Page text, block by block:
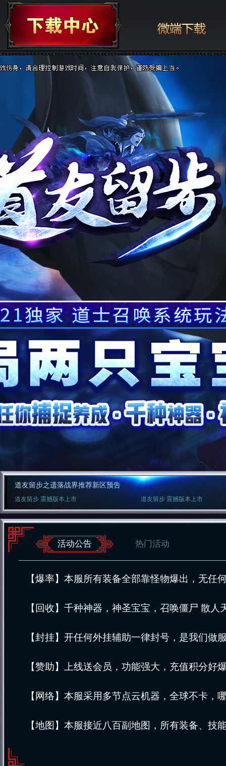
道友留步之遗落战界推荐新区预告
道友留步 震撼版本上市 道友留步 震撼版本上市
活动公告 热门活动
【爆率】本服所有装备全部靠怪物爆出，无任
【回收】千种神器，神圣宝宝，召唤僵尸 散人
【封挂】开任何外挂辅助一律封号，是我们做
【赞助】上线送会员，功能强大，充值积分
【网络】本服采用多节点云机器，全球不卡
【地图】本服接近八百副地图，所有装备、